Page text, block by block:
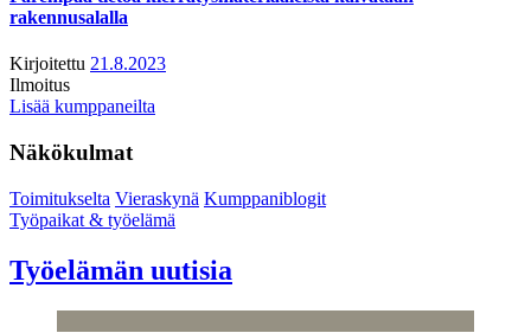
rakennusalalla
Kirjoitettu 21.8.2023
Ilmoitus
Lisää kumppaneilta
Näkökulmat
Toimitukselta Vieraskynä Kumppaniblogit
Työpaikat & työelämä
Työelämän uutisia